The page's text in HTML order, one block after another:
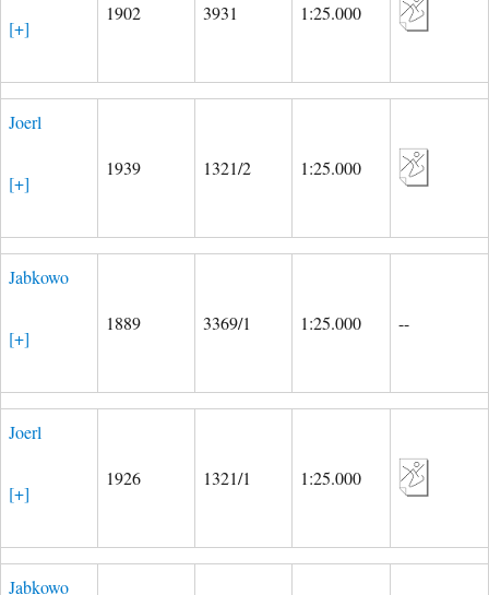
[+]
1902 3931 1:25.000
Joerl
[+]
1939 1321/2 1:25.000
Jabkowo
[+]
1889 3369/1 1:25.000 --
Joerl
[+]
1926 1321/1 1:25.000
Jabkowo